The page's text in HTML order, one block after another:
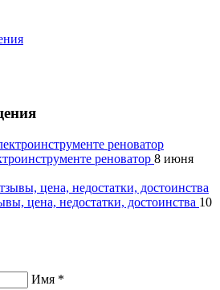
реноватор 8 июня
цена, недостатки, достоинства 10
Имя *